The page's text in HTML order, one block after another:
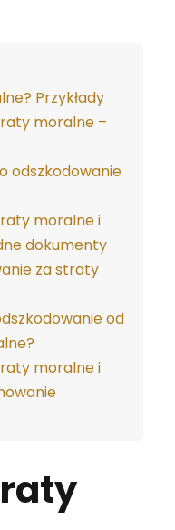
Przykłady
moralne –
odszkodowanie
moralne i
dokumenty
za straty
od
moralne i